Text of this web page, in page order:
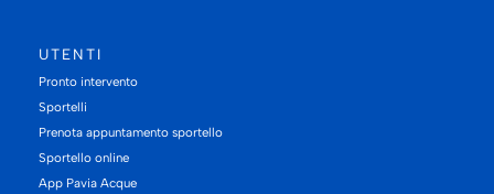
UTENTI
Pronto intervento
Sportelli
Prenota appuntamento sportello
Sportello online
App Pavia Acque